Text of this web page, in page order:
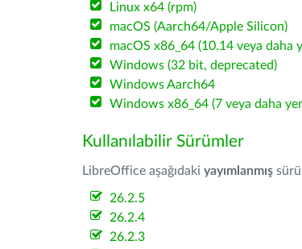
Linux x64 (rpm)
macOS (Aarch64/Apple Silicon)
macOS x86_64 (10.14 veya daha
Windows (32 bit, deprecated)
Windows Aarch64
Windows x86_64 (7 veya daha
Kullanılabilir Sürümler
LibreOffice aşağıdaki yayımlanmış
26.2.5
26.2.4
26.2.3